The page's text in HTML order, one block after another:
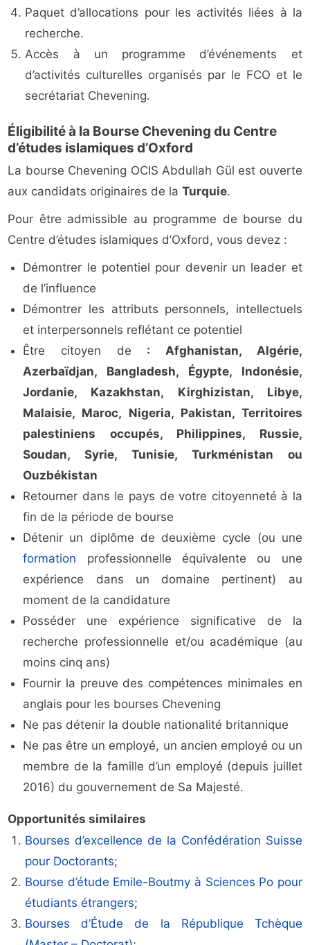
Paquet d’allocations pour les activités liées à la
recherche.
Accès à un programme d’événements et
d’activités culturelles organisés par le FCO et le
secrétariat Chevening.
Éligibilité à la Bourse Chevening du Centre
d’études islamiques d’Oxford
La bourse Chevening OCIS Abdullah Gül est ouverte
aux candidats originaires de laTurquie.
Pour être admissible au programme de bourse du
Centre d’études islamiques d’Oxford, vous devez :
Démontrer le potentiel pour devenir un leader et
de l’influence
Démontrer les attributs personnels, intellectuels
et interpersonnels reflétant ce potentiel
Être citoyen de : Afghanistan, Algérie,
Azerbaïdjan, Bangladesh, Égypte, Indonésie,
Jordanie, Kazakhstan, Kirghizistan, Libye,
Malaisie, Maroc, Nigeria, Pakistan, Territoires
palestiniens occupés, Philippines, Russie,
Soudan, Syrie, Tunisie, Turkménistan ou
Ouzbékistan
Retourner dans le pays de votre citoyenneté à la
fin de la période de bourse
Détenir un diplôme de deuxième cycle (ou une
formation professionnelle équivalente ou une
expérience dans un domaine pertinent) au
moment de la candidature
Posséder une expérience significative de la
recherche professionnelle et/ou académique (au
moins cinq ans)
Fournir la preuve des compétences minimales en
anglais pour les bourses Chevening
Ne pas détenir la double nationalité britannique
Ne pas être un employé, un ancien employé ou un
membre de la famille d’un employé (depuis juillet
2016) du gouvernement de Sa Majesté.
Opportunités similaires
Bourses d’excellence de la Confédération Suisse
pour Doctorants;
Bourse d’étude Emile-Boutmy à Sciences Po pour
étudiants étrangers;
Bourses d’Étude de la République Tchèque